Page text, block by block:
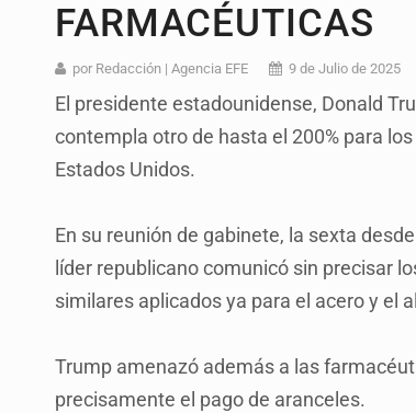
FARMACÉUTICAS
por Redacción | Agencia EFE 9 de Julio de 2025
El presidente estadounidense, Donald
contempla otro de hasta el 200% para
Estados Unidos.
En su reunión de gabinete, la sexta
líder republicano comunicó sin precisar
similares aplicados ya para el acero y el
Trump amenazó además a las
precisamente el pago de aranceles.